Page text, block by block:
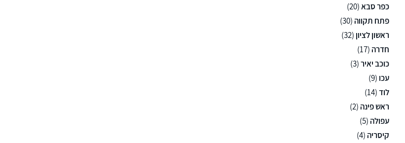
כפר סבא(20)
פתח תקווה (30)
ראשון לציון (32)
חדרה (17)
כוכב יאיר(3)
עכו (9)
לוד(14)
ראש פינה (2)
עפולה (5)
קיסריה (4)